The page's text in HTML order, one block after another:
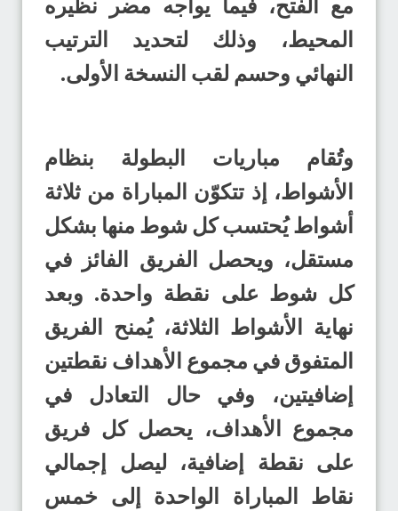
مع الفتح، فيما يواجه مضر نظيره
المحيط، وذلك لتحديد الترتيب
النهائي وحسم لقب النسخة الأولى.
وتُقام مباريات البطولة بنظام
الأشواط، إذ تتكوّن المباراة من ثلاثة
أشواط يُحتسب كل شوط منها بشكل
مستقل، ويحصل الفريق الفائز في
كل شوط على نقطة واحدة. وبعد
نهاية الأشواط الثلاثة، يُمنح الفريق
المتفوق في مجموع الأهداف نقطتين
إضافيتين، وفي حال التعادل في
مجموع الأهداف، يحصل كل فريق
على نقطة إضافية، ليصل إجمالي
نقاط المباراة الواحدة إلى خمس